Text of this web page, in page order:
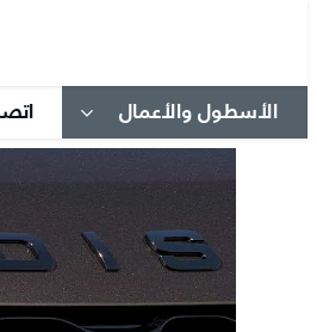
الأسطول والأعمال